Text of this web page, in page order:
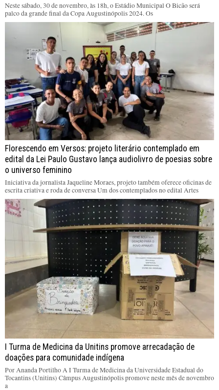
Neste sábado, 30 de novembro, às 18h, o Estádio Municipal O Bicão será
palco da grande final da Copa Augustinópolis 2024. Os
Florescendo em Versos: projeto literário contemplado em
edital da Lei Paulo Gustavo lança audiolivro de poesias sobre
o universo feminino
Iniciativa da jornalista Jaqueline Moraes, projeto também oferece oficinas de
escrita criativa e roda de conversa Um dos contemplados no edital Artes
I Turma de Medicina da Unitins promove arrecadação de
doações para comunidade indígena
Por Ananda Portilho A I Turma de Medicina da Universidade Estadual do
Tocantins (Unitins) Câmpus Augustinópolis promove neste mês de novembro
a